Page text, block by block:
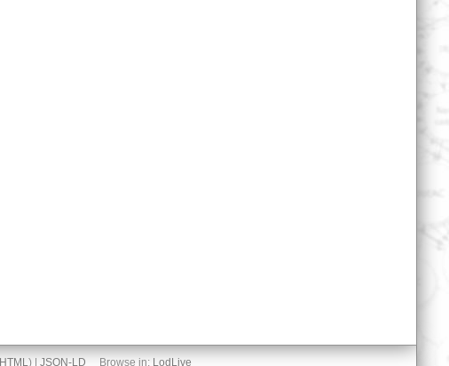
HTML) | JSON-LD Browse in: LodLive